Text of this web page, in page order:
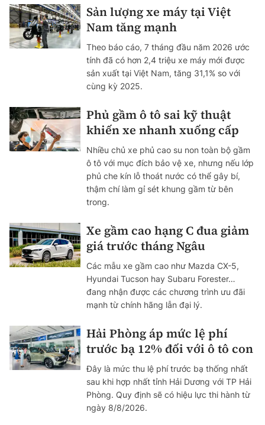
Sản lượng xe máy tại Việt
Nam tăng mạnh
Theo báo cáo, 7 tháng đầu năm 2026 ước
tính đã có hơn 2,4 triệu xe máy mới được
sản xuất tại Việt Nam, tăng 31,1% so với
cùng kỳ 2025.
Phủ gầm ô tô sai kỹ thuật
khiến xe nhanh xuống cấp
Nhiều chủ xe phủ cao su non toàn bộ gầm
ô tô với mục đích bảo vệ xe, nhưng nếu lớp
phủ che kín lỗ thoát nước có thể gây bí,
thậm chí làm gỉ sét khung gầm từ bên
trong.
Xe gầm cao hạng C đua giảm
giá trước tháng Ngâu
Các mẫu xe gầm cao như Mazda CX-5,
Hyundai Tucson hay Subaru Forester…
đang nhận được các chương trình ưu đãi
mạnh từ chính hãng lẫn đại lý.
Hải Phòng áp mức lệ phí
trước bạ 12% đối với ô tô con
Đây là mức thu lệ phí trước bạ thống nhất
sau khi hợp nhất tỉnh Hải Dương với TP Hải
Phòng. Quy định sẽ có hiệu lực thi hành từ
ngày 8/8/2026.